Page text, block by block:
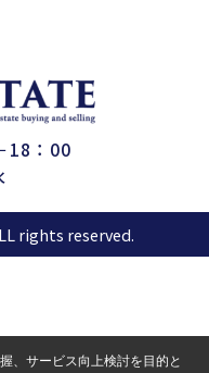
18：00
rights reserved.
、サービス向上検討を目的と